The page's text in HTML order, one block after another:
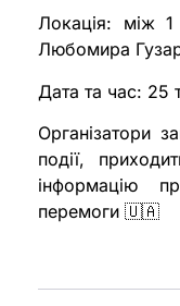
Локація: між
Любомира
Дата та час: 25
Організатори
події,
інформацію
перемоги 🇺🇦